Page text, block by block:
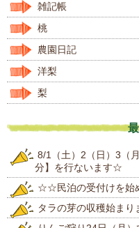
雑記帳
桃
農園日記
洋梨
梨
8/1（土）2（日）3（
分】を行ないます☆
☆☆民泊の受付けを
タラの芽の収穫始まり